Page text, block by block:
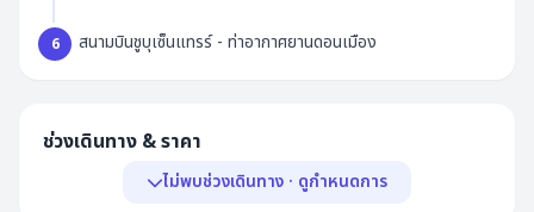
6 สนามบินชูบุเซ็นแทรร์ - ท่าอากาศยานดอนเมือง
ช่วงเดินทาง & ราคา
พีเรียด & ราคา กำหนดการ
ไม่พบช่วงเดินทาง · ดูกำหนดการ